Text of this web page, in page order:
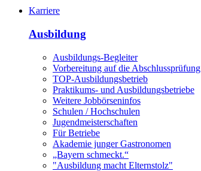
Karriere
Ausbildung
Ausbildungs-Begleiter
Vorbereitung auf die Abschlussprüfung
TOP-Ausbildungsbetrieb
Praktikums- und Ausbildungsbetriebe
Weitere Jobbörseninfos
Schulen / Hochschulen
Jugendmeisterschaften
Für Betriebe
Akademie junger Gastronomen
„Bayern schmeckt.“
"Ausbildung macht Elternstolz"